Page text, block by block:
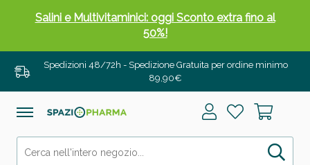
Spedizioni 48/72h - Spedizione Gratuita per ordine minimo
89,90€
Salini e Multivitaminici: oggi Sconto extra fino al
50%!